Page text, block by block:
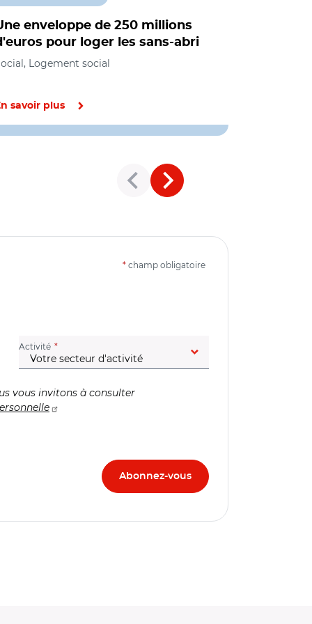
enveloppe de 250 millions
pour loger les sans-abri
Logement social
savoir plus
* champ obligatoire
Activité (champ obligatoire)
vous invitons à consulter